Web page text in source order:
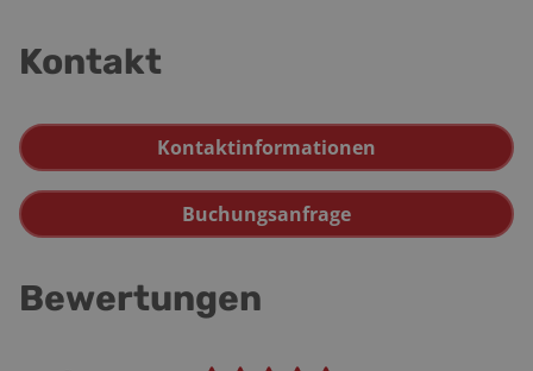
Kontakt
Kontaktinformationen
Buchungsanfrage
Bewertungen